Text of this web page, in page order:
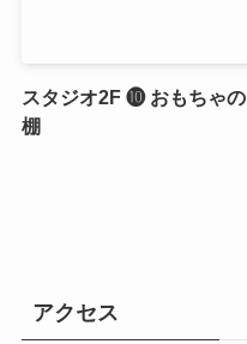
スタジオ2F ❿ おもちゃの
棚
アクセス